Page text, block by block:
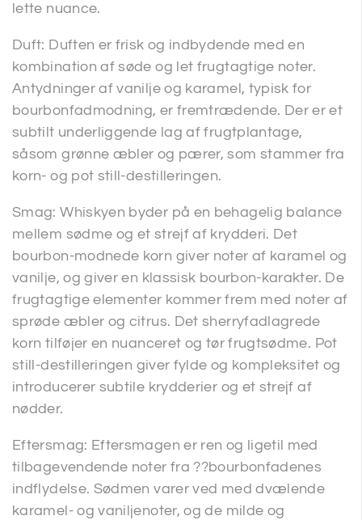
lette nuance.
Duft: Duften er frisk og indbydende med en
kombination af søde og let frugtagtige noter.
Antydninger af vanilje og karamel, typisk for
bourbonfadmodning, er fremtrædende. Der er et
subtilt underliggende lag af frugtplantage,
såsom grønne æbler og pærer, som stammer fra
korn- og pot still-destilleringen.
Smag: Whiskyen byder på en behagelig balance
mellem sødme og et strejf af krydderi. Det
bourbon-modnede korn giver noter af karamel og
vanilje, og giver en klassisk bourbon-karakter. De
frugtagtige elementer kommer frem med noter af
sprøde æbler og citrus. Det sherryfadlagrede
korn tilføjer en nuanceret og tør frugtsødme. Pot
still-destilleringen giver fylde og kompleksitet og
introducerer subtile krydderier og et strejf af
nødder.
Eftersmag: Eftersmagen er ren og ligetil med
tilbagevendende noter fra ??bourbonfadenes
indflydelse. Sødmen varer ved med dvælende
karamel- og vaniljenoter, og de milde og